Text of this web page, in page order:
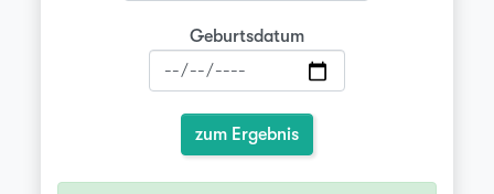
Geburtsdatum
zum Ergebnis